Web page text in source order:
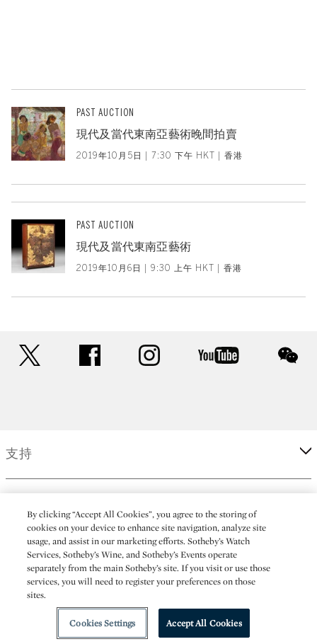
PAST AUCTION
現代及當代東南亞藝術晚間拍賣
2019年10月5日 | 7:30 下午 HKT | 香港
PAST AUCTION
現代及當代東南亞藝術
2019年10月6日 | 9:30 上午 HKT | 香港
facebook instagram youtube
支持
更多
(C) 2026 Sotheby's
By clicking “Accept All Cookies”, you agree to the storing of
cookies on your device to enhance site navigation, analyze site
usage, and assist in our marketing efforts. Sotheby’s Watch
Services, Sotheby’s Wine, and Sotheby’s Events operate
separately from the main Sotheby’s site. If you visit or use those
services, you will need to register your preferences on those
sites.
Cookies Settings Accept All Cookies